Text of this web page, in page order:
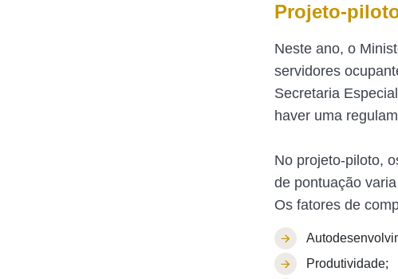
Projeto-
Neste ano, o
servidores
Secretaria
haver uma
No projeto-piloto,
de pontuação
Os fatores de
Produtividade;